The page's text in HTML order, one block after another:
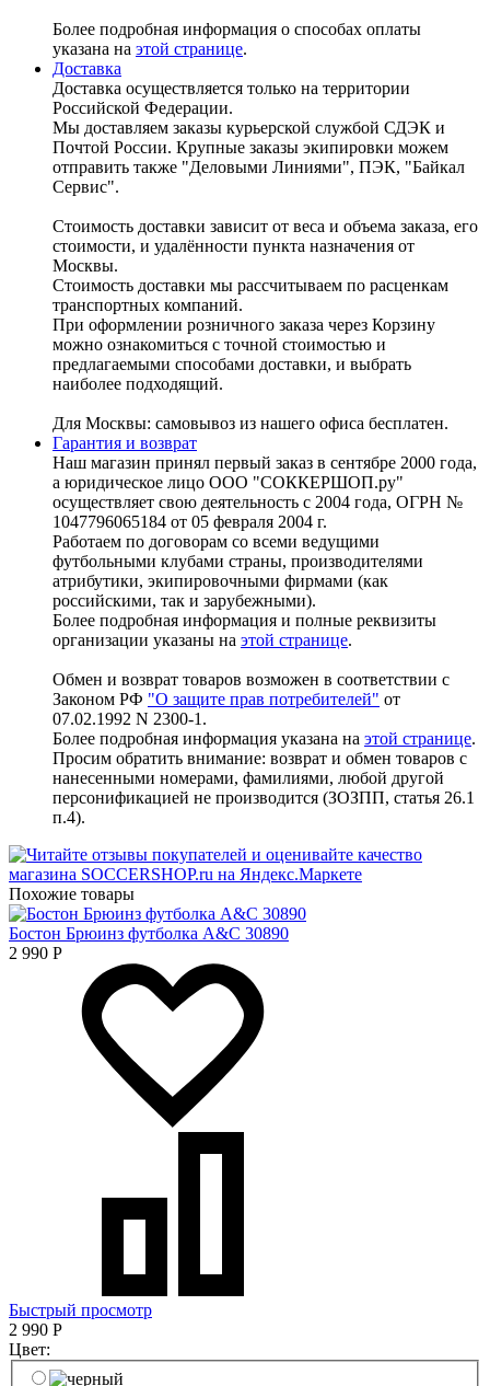
Более подробная информация о способах оплаты
указана на этой странице.
Доставка
Доставка осуществляется только на территории
Российской Федерации.
Мы доставляем заказы курьерской службой СДЭК и
Почтой России. Крупные заказы экипировки можем
отправить также "Деловыми Линиями", ПЭК, "Байкал
Сервис".
Стоимость доставки зависит от веса и объема заказа, его
стоимости, и удалённости пункта назначения от
Москвы.
Стоимость доставки мы рассчитываем по расценкам
транспортных компаний.
При оформлении розничного заказа через Корзину
можно ознакомиться с точной стоимостью и
предлагаемыми способами доставки, и выбрать
наиболее подходящий.
Для Москвы: самовывоз из нашего офиса бесплатен.
Гарантия и возврат
Наш магазин принял первый заказ в сентябре 2000 года,
а юридическое лицо ООО "СОККЕРШОП.ру"
осуществляет свою деятельность с 2004 года, ОГРН №
1047796065184 от 05 февраля 2004 г.
Работаем по договорам со всеми ведущими
футбольными клубами страны, производителями
атрибутики, экипировочными фирмами (как
российскими, так и зарубежными).
Более подробная информация и полные реквизиты
организации указаны на этой странице.
Обмен и возврат товаров возможен в соответствии с
Законом РФ "О защите прав потребителей" от
07.02.1992 N 2300-1.
Более подробная информация указана на этой странице.
Просим обратить внимание: возврат и обмен товаров с
нанесенными номерами, фамилиями, любой другой
персонификацией не производится (ЗОЗПП, статья 26.1
п.4).
Похожие товары
Бостон Брюинз футболка A&C 30890
2 990 Р
Быстрый просмотр
2 990 Р
Цвет: